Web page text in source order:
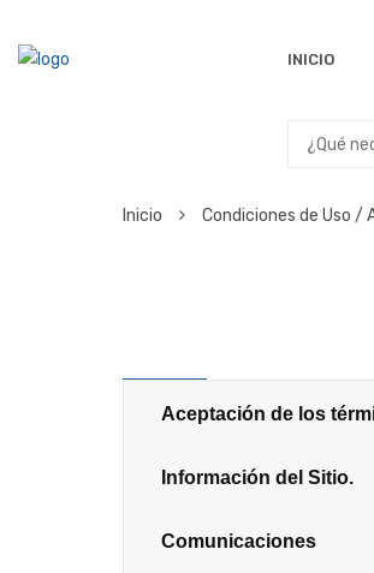
INICIO
Inicio Condiciones de Uso /
Aceptación de los
Información del Sitio.
Comunicaciones